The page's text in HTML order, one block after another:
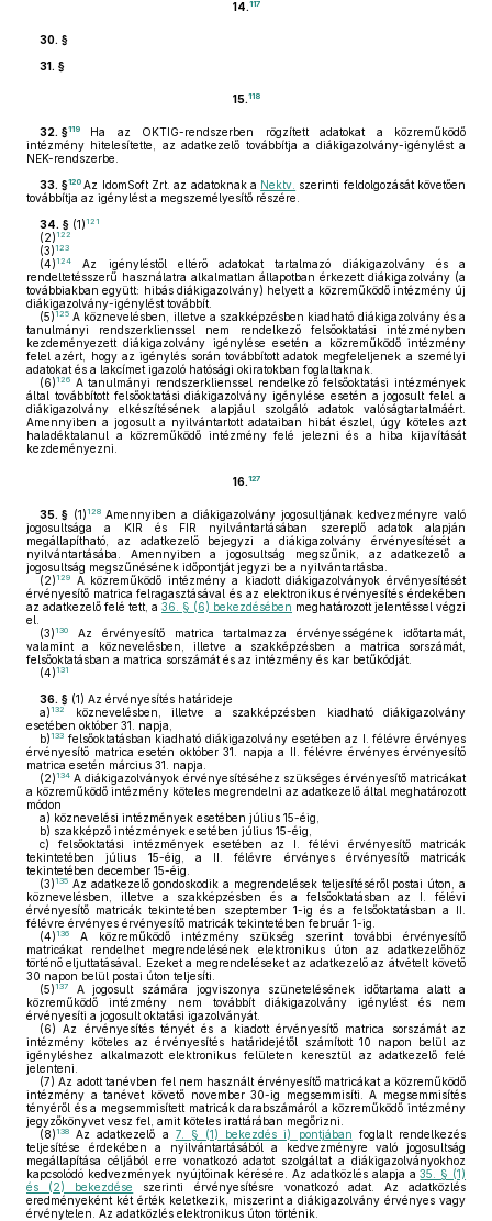
14.117
30. §
31. §
15.118
32. §119
Ha az OKTIG-rendszerben rögzített adatokat a közreműködő
intézmény hitelesítette, az adatkezelő továbbítja a diákigazolvány-igénylést a
NEK-rendszerbe.
33. §120 Az IdomSoft Zrt. az adatoknak a Nektv. szerinti feldolgozását követően
továbbítja az igénylést a megszemélyesítő részére.
34. § (1) 121
(2) 122
(3) 123
(4) 124
Az igényléstől eltérő adatokat tartalmazó diákigazolvány és a
rendeltetésszerű használatra alkalmatlan állapotban érkezett diákigazolvány (a
továbbiakban együtt: hibás diákigazolvány) helyett a közreműködő intézmény új
diákigazolvány-igénylést továbbít.
(5) 125 A köznevelésben, illetve a szakképzésben kiadható diákigazolvány és a
tanulmányi rendszerklienssel nem rendelkező felsőoktatási intézményben
kezdeményezett diákigazolvány igénylése esetén a közreműködő intézmény
felel azért, hogy az igénylés során továbbított adatok megfeleljenek a személyi
adatokat és a lakcímet igazoló hatósági okiratokban foglaltaknak.
(6) 126 A tanulmányi rendszerklienssel rendelkező felsőoktatási intézmények
által továbbított felsőoktatási diákigazolvány igénylése esetén a jogosult felel a
diákigazolvány elkészítésének alapjául szolgáló adatok valóságtartalmáért.
Amennyiben a jogosult a nyilvántartott adataiban hibát észlel, úgy köteles azt
haladéktalanul a közreműködő intézmény felé jelezni és a hiba kijavítását
kezdeményezni.
16.127
35. § (1) 128Amennyiben a diákigazolvány jogosultjának kedvezményre való
jogosultsága a KIR és FIR nyilvántartásában szereplő adatok alapján
megállapítható, az adatkezelő bejegyzi a diákigazolvány érvényesítését a
nyilvántartásába. Amennyiben a jogosultság megszűnik, az adatkezelő a
jogosultság megszűnésének időpontját jegyzi be a nyilvántartásba.
(2) 129
A közreműködő intézmény a kiadott diákigazolványok érvényesítését
érvényesítő matrica felragasztásával és az elektronikus érvényesítés érdekében
az adatkezelő felé tett, a 36. § (6) bekezdésében meghatározott jelentéssel végzi
el.
(3) 130
Az érvényesítő matrica tartalmazza érvényességének időtartamát,
valamint a köznevelésben, illetve a szakképzésben a matrica sorszámát,
felsőoktatásban a matrica sorszámát és az intézmény és kar betűkódját.
(4) 131
36. § (1) Az érvényesítés határideje
a) 132
köznevelésben, illetve a szakképzésben kiadható diákigazolvány
esetében október 31. napja,
b) 133 felsőoktatásban kiadható diákigazolvány esetében az I. félévre érvényes
érvényesítő matrica esetén október 31. napja a II. félévre érvényes érvényesítő
matrica esetén március 31. napja.
(2) 134 A diákigazolványok érvényesítéséhez szükséges érvényesítő matricákat
a közreműködő intézmény köteles megrendelni az adatkezelő által meghatározott
módon
a) köznevelési intézmények esetében július 15-éig,
b) szakképző intézmények esetében július 15-éig,
c) felsőoktatási intézmények esetében az I. félévi érvényesítő matricák
tekintetében július 15-éig, a II. félévre érvényes érvényesítő matricák
tekintetében december 15-éig.
(3) 135 Az adatkezelő gondoskodik a megrendelések teljesítéséről postai úton, a
köznevelésben, illetve a szakképzésben és a felsőoktatásban az I. félévi
érvényesítő matricák tekintetében szeptember 1-ig és a felsőoktatásban a II.
félévre érvényes érvényesítő matricák tekintetében február 1-ig.
(4) 136
A közreműködő intézmény szükség szerint további érvényesítő
matricákat rendelhet megrendelésének elektronikus úton az adatkezelőhöz
történő eljuttatásával. Ezeket a megrendeléseket az adatkezelő az átvételt követő
30 napon belül postai úton teljesíti.
(5) 137
A jogosult számára jogviszonya szünetelésének időtartama alatt a
közreműködő intézmény nem továbbít diákigazolvány igénylést és nem
érvényesíti a jogosult oktatási igazolványát.
(6) Az érvényesítés tényét és a kiadott érvényesítő matrica sorszámát az
intézmény köteles az érvényesítés határidejétől számított 10 napon belül az
igényléshez alkalmazott elektronikus felületen keresztül az adatkezelő felé
jelenteni.
(7) Az adott tanévben fel nem használt érvényesítő matricákat a közreműködő
intézmény a tanévet követő november 30-ig megsemmisíti. A megsemmisítés
tényéről és a megsemmisített matricák darabszámáról a közreműködő intézmény
jegyzőkönyvet vesz fel, amit köteles irattárában megőrizni.
(8) 138 Az adatkezelő a 7. § (1) bekezdés i) pontjában foglalt rendelkezés
teljesítése érdekében a nyilvántartásából a kedvezményre való jogosultság
megállapítása céljából erre vonatkozó adatot szolgáltat a diákigazolványokhoz
kapcsolódó kedvezmények nyújtóinak kérésére. Az adatközlés alapja a35. § (1)
és (2) bekezdése
szerinti érvényesítésre vonatkozó adat. Az adatközlés
eredményeként két érték keletkezik, miszerint a diákigazolvány érvényes vagy
érvénytelen. Az adatközlés elektronikus úton történik.